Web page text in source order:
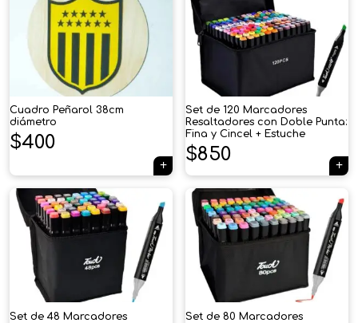
Cuadro Peñarol 38cm
diámetro
$400
Set de 120 Marcadores
Resaltadores con Doble Punta:
Fina y Cincel + Estuche
$850
Set de 48 Marcadores
Set de 80 Marcadores
Tu carrito está vacío.